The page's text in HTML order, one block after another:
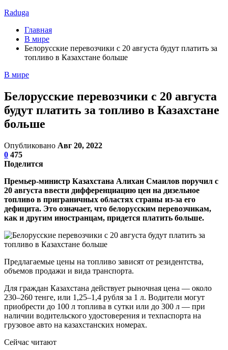
Raduga
Главная
В мире
Белорусские перевозчики с 20 августа будут платить за
топливо в Казахстане больше
В мире
Белорусские перевозчики с 20 августа
будут платить за топливо в Казахстане
больше
Опубликовано Авг 20, 2022
0 475
Поделится
Премьер-министр Казахстана Алихан Смаилов поручил с
20 августа ввести дифференциацию цен на дизельное
топливо в приграничных областях страны из-за его
дефицита. Это означает, что белорусским перевозчикам,
как и другим иностранцам, придется платить больше.
Предлагаемые цены на топливо зависят от резидентства,
объемов продажи и вида транспорта.
Для граждан Казахстана действует рыночная цена — около
230–260 тенге, или 1,25–1,4 рубля за 1 л. Водители могут
приобрести до 100 л топлива в сутки или до 300 л — при
наличии водительского удостоверения и техпаспорта на
грузовое авто на казахстанских номерах.
Сейчас читают